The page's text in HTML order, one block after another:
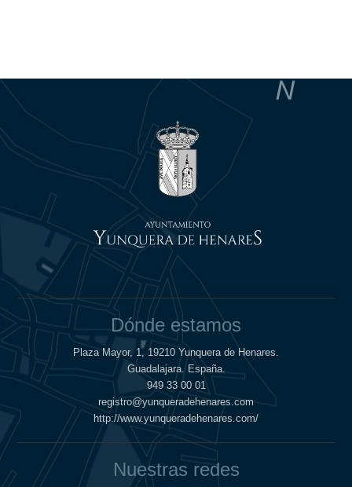
Dónde estamos
Plaza Mayor, 1, 19210 Yunquera de Henares.
Guadalajara. España.
949 33 00 01
registro@yunqueradehenares.com
http://www.yunqueradehenares.com/
Nuestras redes